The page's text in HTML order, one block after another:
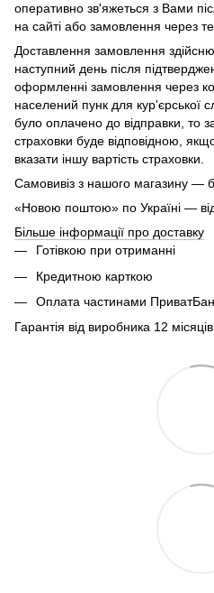
оперативно зв'яжеться з Вами
на сайті або замовлення через
Доставлення замовлення
наступний день після
оформленні замовлення через
населений пунк для кур'єрської
було оплачено до відправки, то
страховки буде відповідною,
вказати іншу вартість страховки.
Самовивіз з нашого магазину —
«Новою поштою» по Україні —
Більше інформації про доставку
Готівкою при отриманні
Кредитною карткою
Оплата частинами
Гарантія від виробника 12